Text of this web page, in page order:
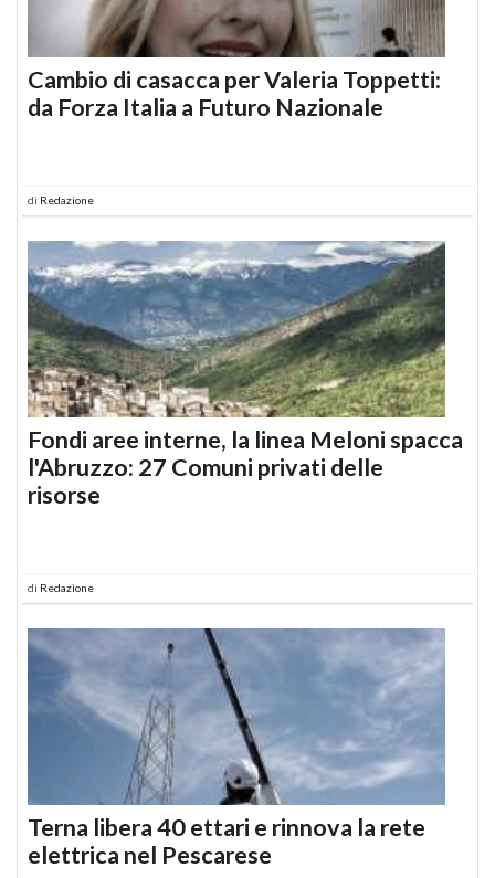
Cambio di casacca per Valeria Toppetti:
da Forza Italia a Futuro Nazionale
di Redazione
Fondi aree interne, la linea Meloni spacca
l'Abruzzo: 27 Comuni privati delle
risorse
di Redazione
Terna libera 40 ettari e rinnova la rete
elettrica nel Pescarese